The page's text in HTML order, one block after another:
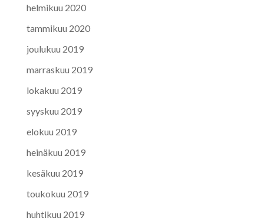
helmikuu 2020
tammikuu 2020
joulukuu 2019
marraskuu 2019
lokakuu 2019
syyskuu 2019
elokuu 2019
heinäkuu 2019
kesäkuu 2019
toukokuu 2019
huhtikuu 2019